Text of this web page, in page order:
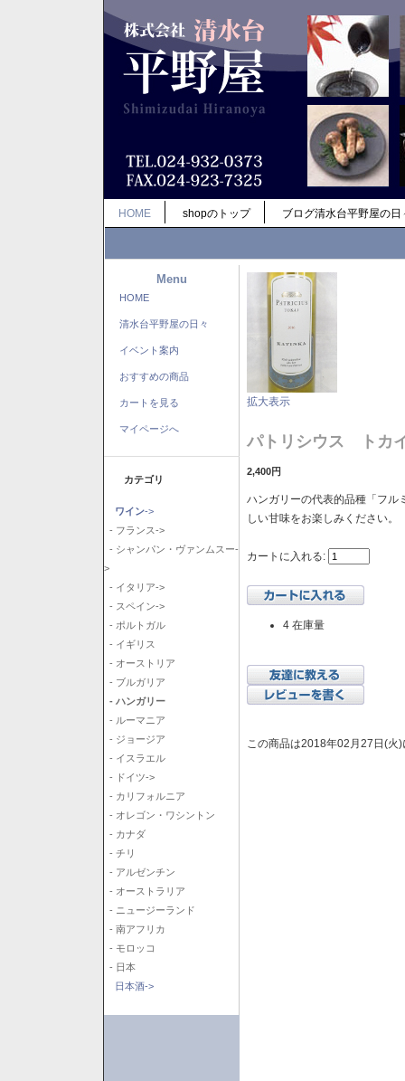
HOME shopのトップ ブログ清水台平野屋の日
Menu
HOME
清水台平野屋の日々
イベント案内
おすすめの商品
カートを見る
マイページへ
カテゴリ
ワイン->
- フランス->
- シャンパン・ヴァンムスー-
>
- イタリア->
- スペイン->
- ポルトガル
- イギリス
- オーストリア
- ブルガリア
- ハンガリー
- ルーマニア
- ジョージア
- イスラエル
- ドイツ->
- カリフォルニア
- オレゴン・ワシントン
- カナダ
- チリ
- アルゼンチン
- オーストラリア
- ニュージーランド
- 南アフリカ
- モロッコ
- 日本
日本酒->
拡大表示
パトリシウス トカ
2,400円
ハンガリーの代表的品種「フル
しい甘味をお楽しみください。
カートに入れる:
4 在庫量
この商品は2018年02月27日(火